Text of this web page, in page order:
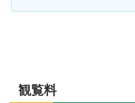
観覧料